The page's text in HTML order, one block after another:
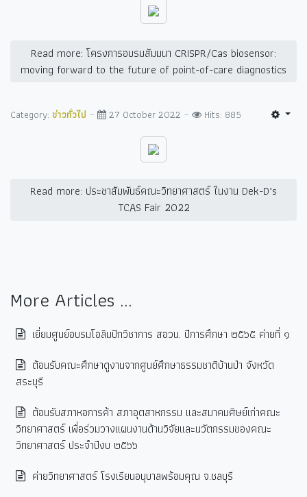
Read more: โครงการอบรมสัมมนา CRISPR/Cas biosensor:
moving forward to the future of point-of-care diagnostics
Category: ข่าวทั่วไป 27 October 2022 Hits: 885
Read more: ประชาสัมพันธ์คณะวิทยาศาสตร์ ในงาน Dek-D’s
TCAS Fair 2022
More Articles ...
เยี่ยมศูนย์อบรมโอลิมปิกวิชาการ สอวน. ปีการศึกษา ๒๕๖๕ ค่ายที่ ๑
ต้อนรับคณะศึกษาดูงานจากศูนย์ศึกษาธรรมชาติบ้านป่า จังหวัด
สระบุรี
ต้อนรับสภาหอการค้า สภาอุตสาหกรรม และสมาคมศิษย์เก่าคณะ
วิทยาศาสตร์ เพื่อร่วมวางแผนงานด้านวิจัยและนวัตกรรมของคณะ
วิทยาศาสตร์ ประจำปีงบ ๒๕๖๖
ค่ายวิทยาศาสตร์ โรงเรียนอนุบาลพร้อมคุณ จ.ชลบุรี